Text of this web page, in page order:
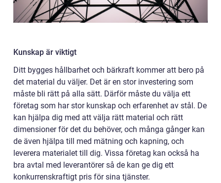
Kunskap är viktigt
Ditt bygges hållbarhet och bärkraft kommer att bero på
det material du väljer. Det är en stor investering som
måste bli rätt på alla sätt. Därför måste du välja ett
företag som har stor kunskap och erfarenhet av stål. De
kan hjälpa dig med att välja rätt material och rätt
dimensioner för det du behöver, och många gånger kan
de även hjälpa till med mätning och kapning, och
leverera materialet till dig. Vissa företag kan också ha
bra avtal med leverantörer så de kan ge dig ett
konkurrenskraftigt pris för sina tjänster.